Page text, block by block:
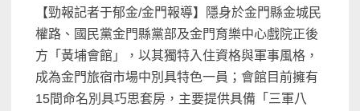
【勁報記者于郁金/金門報導】隱身於金門縣金城民
權路、國民黨金門縣黨部及金門育樂中心戲院正後
方「黃埔會館」，以其獨特入住資格與軍事風格，
成為金門旅宿市場中別具特色一員；會館目前擁有
15間命名別具巧思套房，主要提供具備「三軍八